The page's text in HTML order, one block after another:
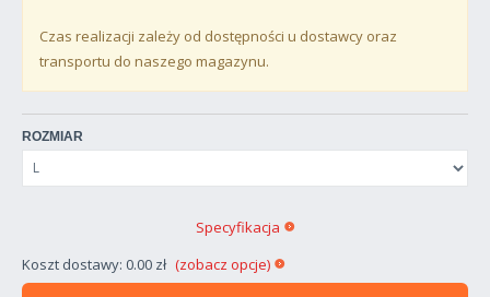
Czas realizacji zależy od dostępności u dostawcy oraz
transportu do naszego magazynu.
ROZMIAR
Koszt dostawy: 0.00 zł (zobacz opcje)
Specyfikacja